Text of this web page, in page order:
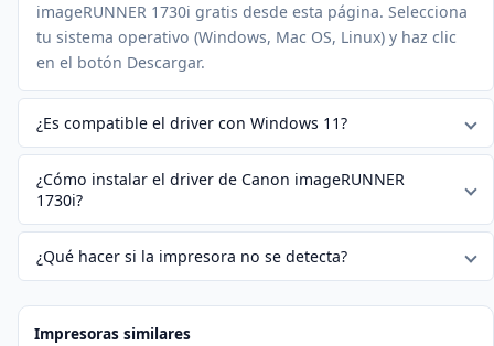
imageRUNNER 1730i gratis desde esta página. Selecciona
tu sistema operativo (Windows, Mac OS, Linux) y haz clic
en el botón Descargar.
¿Es compatible el driver con Windows 11?
¿Cómo instalar el driver de Canon imageRUNNER
1730i?
¿Qué hacer si la impresora no se detecta?
Impresoras similares